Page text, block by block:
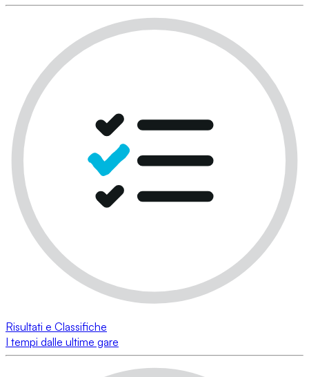
Risultati e Classifiche
I tempi dalle ultime gare